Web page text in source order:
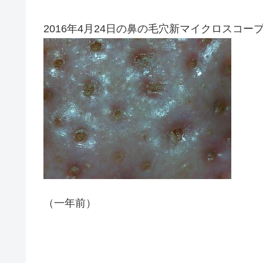
2016年4月24日の鼻の毛穴新マイクロスコー
（一年前）